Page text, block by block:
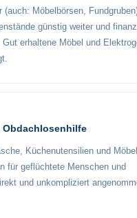
(auch: Möbelbörsen,
günstig weiter und
erhaltene Möbel und
Küchenutensilien und
für geflüchtete Menschen und
und unkompliziert